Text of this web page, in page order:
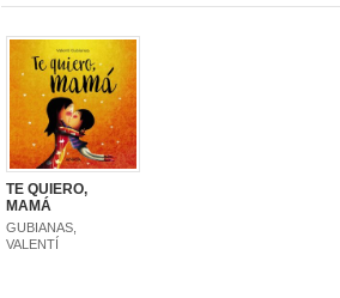
TE QUIERO,
MAMÁ
GUBIANAS,
VALENTÍ